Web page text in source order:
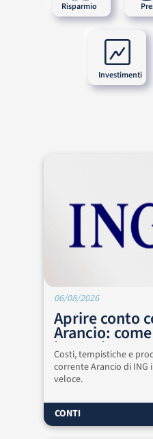
Risparmio
Investimenti
06/08/2026
Aprire conto
Arancio:
intoppi
Costi, tempistiche e
corrente Arancio di ING
veloce.
CONTI